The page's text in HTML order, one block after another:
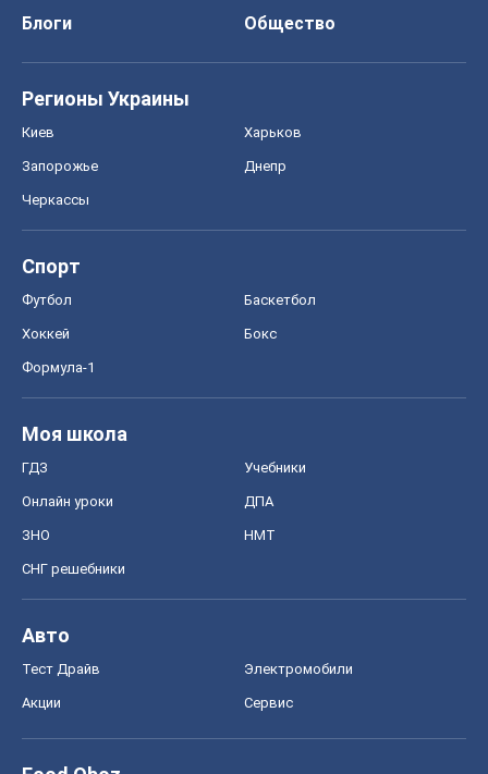
Блоги
Общество
Регионы Украины
Киев Харьков
Запорожье Днепр
Черкассы
Спорт
Футбол Баскетбол
Хоккей Бокс
Формула-1
Моя школа
ГДЗ Учебники
Онлайн уроки ДПА
ЗНО НМТ
СНГ решебники
Авто
Тест Драйв Электромобили
Акции Сервис